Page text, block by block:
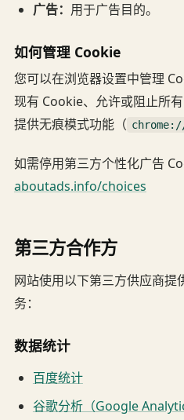
广告： 用于广告目的。
如何管理 Cookie
您可以在浏览器设置中管理
现有 Cookie、允许或阻止所
提供无痕模式功能（
如需停用第三方个性化广告
aboutads.info/choices
第三方合作方
网站使用以下第三方供应商提
务：
数据统计
百度统计
谷歌分析（Google